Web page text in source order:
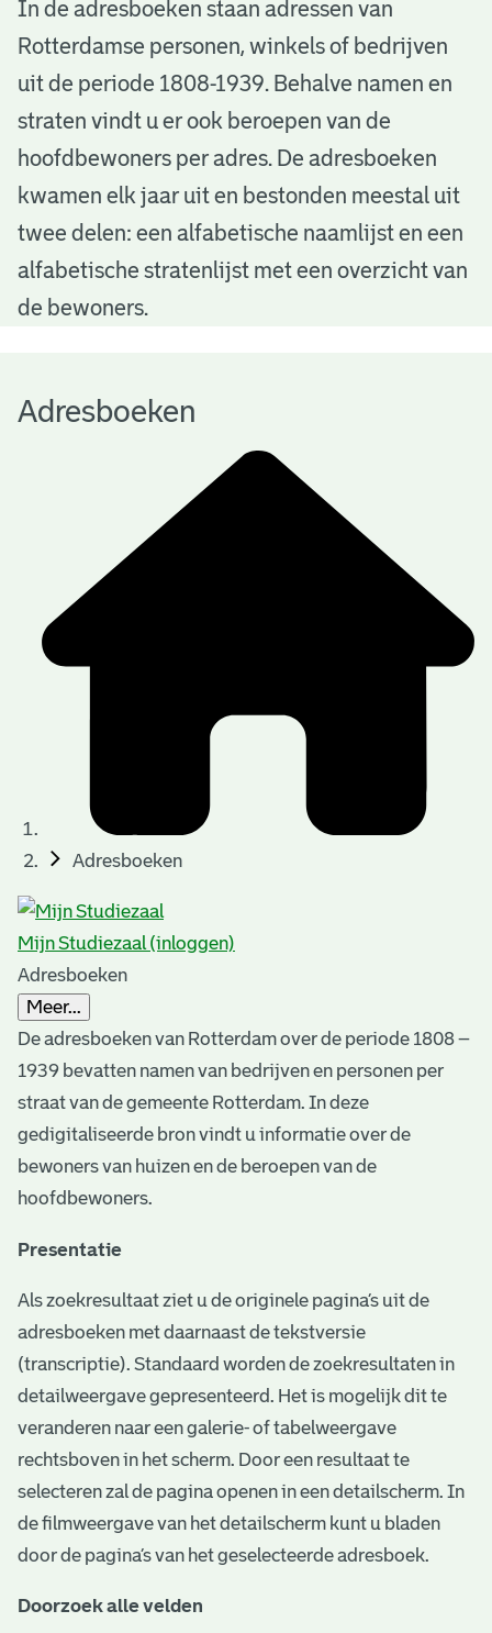
A
d
e
b
o
e
e
In de adresboeken staan adressen van
Rotterdamse personen, winkels of bedrijven
uit de periode 1808-1939. Behalve namen en
straten vindt u er ook beroepen van de
hoofdbewoners per adres. De adresboeken
kwamen elk jaar uit en bestonden meestal uit
twee delen: een alfabetische naamlijst en een
alfabetische stratenlijst met een overzicht van
de bewoners.
Adresboeken
Adresboeken
Mijn Studiezaal (inloggen)
Adresboeken
Meer...
De adresboeken van Rotterdam over de periode 1808 –
1939 bevatten namen van bedrijven en personen per
straat van de gemeente Rotterdam. In deze
gedigitaliseerde bron vindt u informatie over de
bewoners van huizen en de beroepen van de
hoofdbewoners.
Presentatie
Als zoekresultaat ziet u de originele pagina’s uit de
adresboeken met daarnaast de tekstversie
(transcriptie). Standaard worden de zoekresultaten in
detailweergave gepresenteerd. Het is mogelijk dit te
veranderen naar een galerie- of tabelweergave
rechtsboven in het scherm. Door een resultaat te
selecteren zal de pagina openen in een detailscherm. In
de filmweergave van het detailscherm kunt u bladen
door de pagina’s van het geselecteerde adresboek.
Doorzoek alle velden